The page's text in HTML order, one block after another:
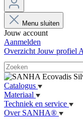
Menu sluiten
Jouw account
Aanmelden
Overzicht Jouw profiel
Catalogus
Materiaal
Techniek en service
Over SANHA®